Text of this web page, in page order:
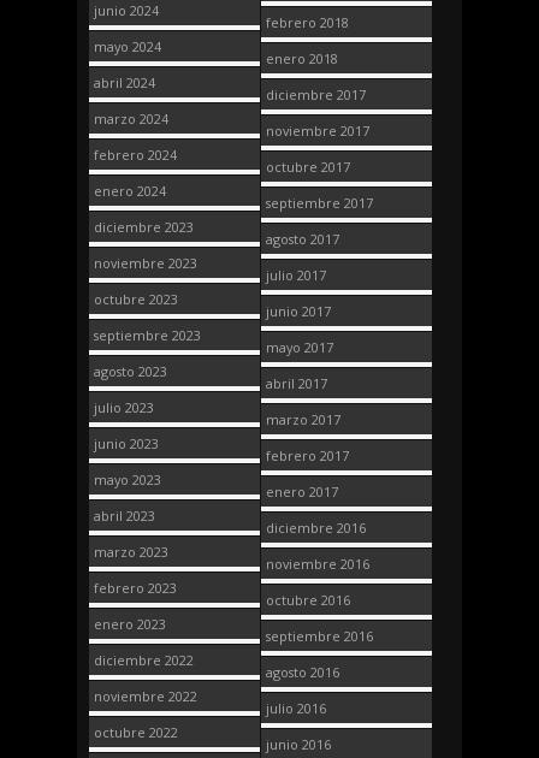
junio 2024
mayo 2024
abril 2024
marzo 2024
febrero 2024
enero 2024
diciembre 2023
noviembre 2023
octubre 2023
septiembre 2023
agosto 2023
julio 2023
junio 2023
mayo 2023
abril 2023
marzo 2023
febrero 2023
enero 2023
diciembre 2022
noviembre 2022
octubre 2022
febrero 2018
enero 2018
diciembre 2017
noviembre 2017
octubre 2017
septiembre 2017
agosto 2017
julio 2017
junio 2017
mayo 2017
abril 2017
marzo 2017
febrero 2017
enero 2017
diciembre 2016
noviembre 2016
octubre 2016
septiembre 2016
agosto 2016
julio 2016
junio 2016